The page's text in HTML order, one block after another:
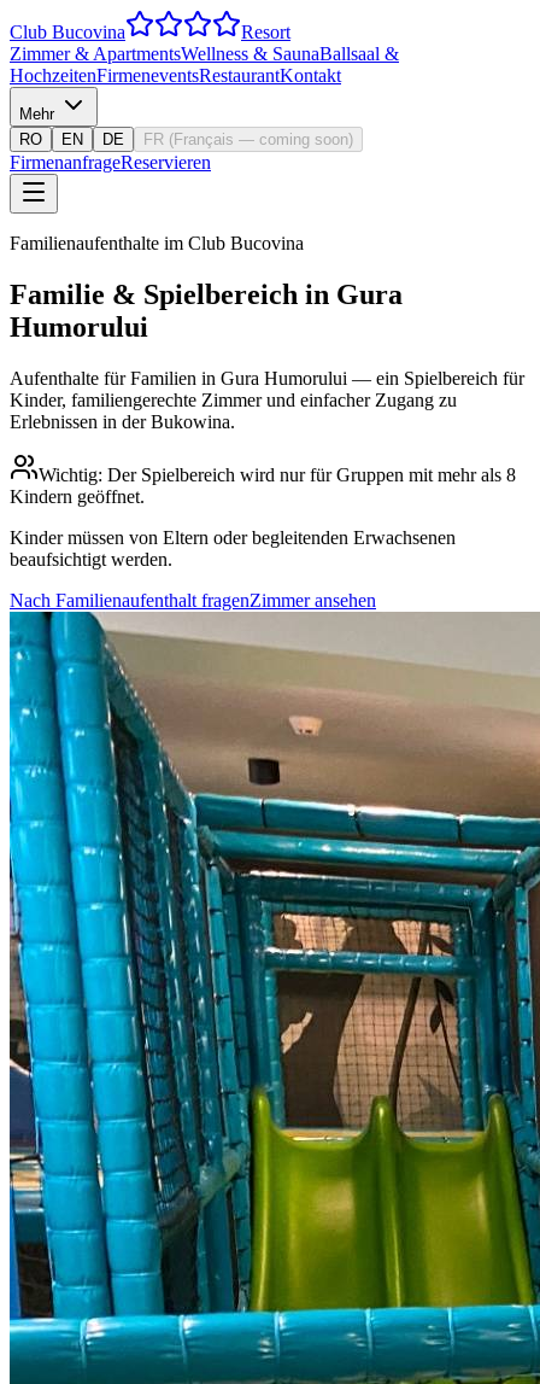
Club Bucovina
Resort
Zimmer & ApartmentsWellness & SaunaBallsaal &
HochzeitenFirmeneventsRestaurantKontakt
Mehr
RO
EN DE FR (Français — coming soon)
FirmenanfrageReservieren
Familienaufenthalte im Club Bucovina
Familie & Spielbereich in Gura
Humorului
Aufenthalte für Familien in Gura Humorului — ein Spielbereich für
Kinder, familiengerechte Zimmer und einfacher Zugang zu
Erlebnissen in der Bukowina.
Wichtig: Der Spielbereich wird nur für Gruppen mit mehr als 8
Kindern geöffnet.
Kinder müssen von Eltern oder begleitenden Erwachsenen
beaufsichtigt werden.
Nach Familienaufenthalt fragenZimmer ansehen